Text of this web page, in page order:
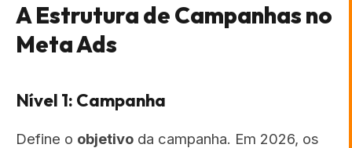
A Estrutura de Campanhas no
Meta Ads
Nível 1: Campanha
Define o objetivo da campanha. Em 2026, os